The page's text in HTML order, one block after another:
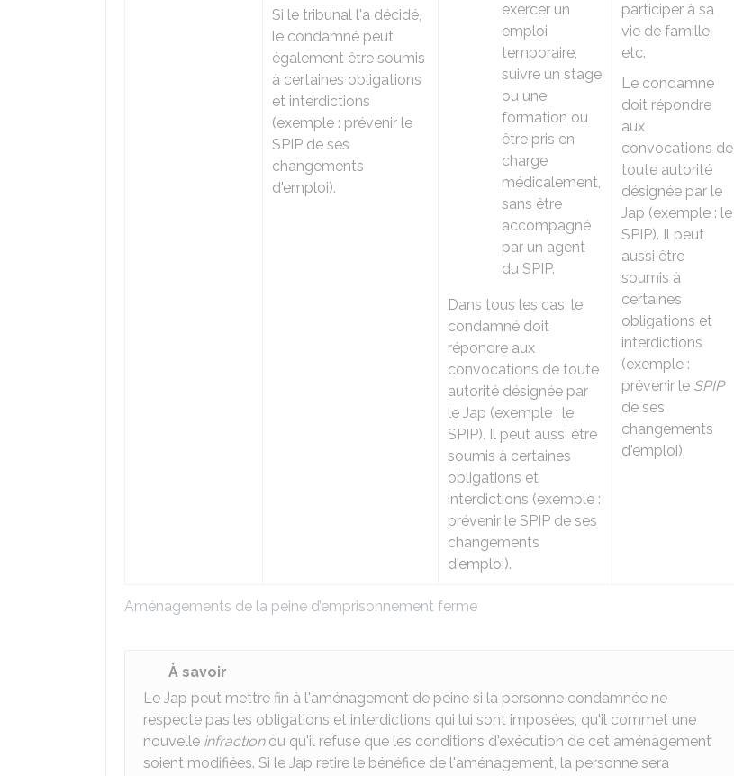
Aménagements de la peine d’emprisonnement ferme
Si le tribunal l'a décidé,
le condamné peut
également être soumis
à certaines obligations
et interdictions
(exemple : prévenir le
SPIP de ses
changements
d'emploi).
exercer un
emploi
temporaire,
suivre un stage
ou une
formation ou
être pris en
charge
médicalement,
sans être
accompagné
par un agent
du SPIP.
Dans tous les cas, le
condamné doit
répondre aux
convocations de toute
autorité désignée par
le Jap (exemple : le
SPIP). Il peut aussi être
soumis à certaines
obligations et
interdictions (exemple :
prévenir le SPIP de ses
changements
d'emploi).
participer à sa
vie de famille,
etc.
Le condamné
doit répondre
aux
convocations de
toute autorité
désignée par le
Jap (exemple : le
SPIP). Il peut
aussi être
soumis à
certaines
obligations et
interdictions
(exemple :
prévenir le SPIP
de ses
changements
d'emploi).
À savoir
Le Jap peut mettre fin à l'aménagement de peine si la personne condamnée ne
respecte pas les obligations et interdictions qui lui sont imposées, qu'il commet une
nouvelle infractionou qu'il refuse que les conditions d'exécution de cet aménagement
soient modifiées. Si le Jap retire le bénéfice de l'aménagement, la personne sera